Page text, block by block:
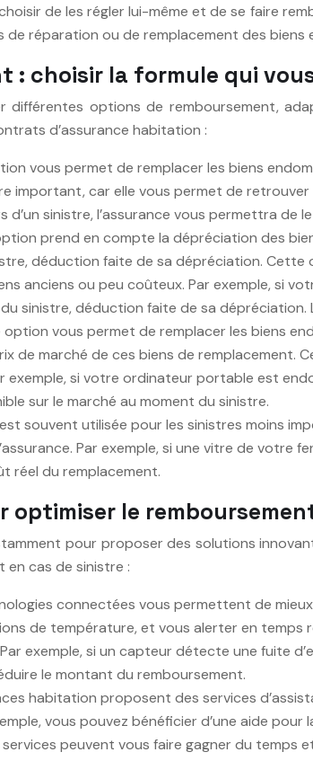
de les régler lui-même et de se faire
de réparation ou de remplacement des biens
: choisir la formule qui
options de remboursement,
d’assurance habitation :
vous permet de remplacer les biens
important, car elle vous permet de
sinistre, l’assurance vous permettra de
prend en compte la dépréciation des
déduction faite de sa dépréciation.
anciens ou peu coûteux. Par exemple, si
sinistre, déduction faite de sa
vous permet de remplacer les biens
de marché de ces biens de remplacement.
si votre ordinateur portable est
sur le marché au moment du sinistre.
souvent utilisée pour les sinistres moins
Par exemple, si une vitre de
réel du remplacement.
optimiser le
pour proposer des solutions
en cas de sinistre :
connectées vous permettent de
de température, et vous alerter en
exemple, si un capteur détecte une fuite
le montant du remboursement.
habitation proposent des services
vous pouvez bénéficier d’une aide
peuvent vous faire gagner du